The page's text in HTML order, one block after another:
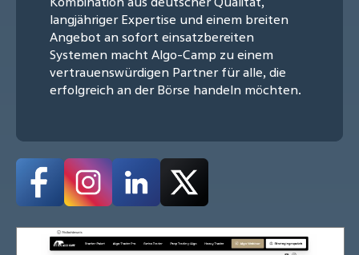
langjähriger Expertise und einem breiten
Angebot an sofort einsatzbereiten
Systemen macht Algo-Camp zu einem
vertrauenswürdigen Partner für alle, die
erfolgreich an der Börse handeln möchten.